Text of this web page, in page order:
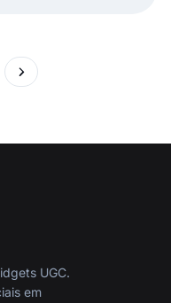
UGC.
em